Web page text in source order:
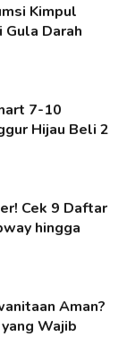
Kimpul
Darah
7-10
Hijau Beli 2
Cek 9 Daftar
hingga
Aman?
Wajib